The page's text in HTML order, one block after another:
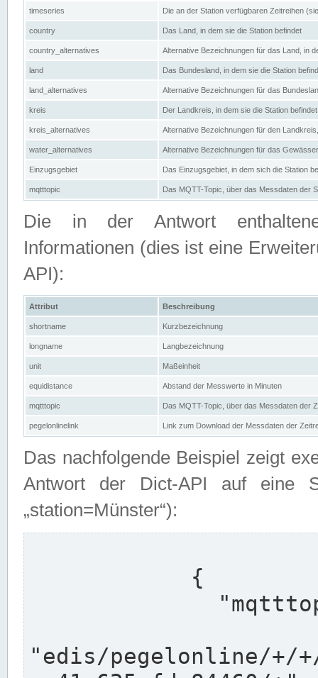
timeseries Die an der Station verfügbaren Zeitreihen
country Das Land, in dem sie die Station befindet
country_alternatives Alternative Bezeichnungen für das Land, in
land Das Bundesland, in dem sie die Station
land_alternatives Alternative Bezeichnungen für das
kreis Der Landkreis, in dem sie die Station befindet
kreis_alternatives Alternative Bezeichnungen für den
water_alternatives Alternative Bezeichnungen für das
Einzugsgebiet Das Einzugsgebiet, in dem sich die Station
mqtttopic Das MQTT-Topic, über das Messdaten der
Die in der Antwort
Informationen (dies ist eine
API):
Attribut Beschreibung
shortname Kurzbezeichnung
longname Langbezeichnung
unit Maßeinheit
equidistance Abstand der Messwerte in Minuten
mqtttopic Das MQTT-Topic, über das Messdaten der
pegelonlinelink Link zum Download der Messdaten der
Das nachfolgende Beispiel zeigt
Antwort der Dict-API auf eine
„station=Münster“):
"edis/pegelonline/+/